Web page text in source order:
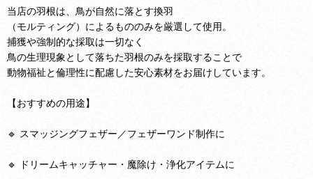
当店の羽根は、鳥が自然に落とす換羽
（モルティング）によるもののみを厳選して使用。
捕獲や強制的な採取は一切なく
鳥の生理現象として落ちた羽根のみを採取することで
動物福祉と倫理性に配慮した安心素材をお届けしています。
【おすすめの用途】
🔹 スマッジングフェザー／フェザーワンド制作に
🔹 ドリームキャッチャー・魔除け・浄化アイテムに